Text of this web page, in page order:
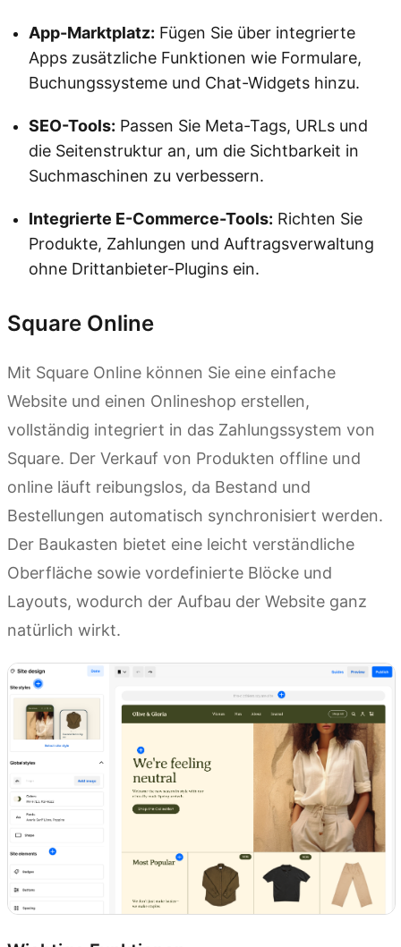
App-Marktplatz: Fügen Sie über integrierte
Apps zusätzliche Funktionen wie Formulare,
Buchungssysteme und Chat-Widgets hinzu.
SEO-Tools: Passen Sie Meta-Tags, URLs und
die Seitenstruktur an, um die Sichtbarkeit in
Suchmaschinen zu verbessern.
Integrierte E-Commerce-Tools: Richten Sie
Produkte, Zahlungen und Auftragsverwaltung
ohne Drittanbieter-Plugins ein.
Square Online
Mit Square Online können Sie eine einfache
Website und einen Onlineshop erstellen,
vollständig integriert in das Zahlungssystem von
Square. Der Verkauf von Produkten offline und
online läuft reibungslos, da Bestand und
Bestellungen automatisch synchronisiert werden.
Der Baukasten bietet eine leicht verständliche
Oberfläche sowie vordefinierte Blöcke und
Layouts, wodurch der Aufbau der Website ganz
natürlich wirkt.